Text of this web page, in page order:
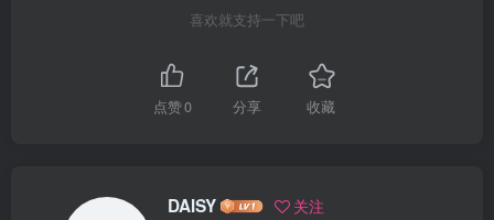
喜欢就支持一下吧
点赞0 分享 收藏
DAISY 关注